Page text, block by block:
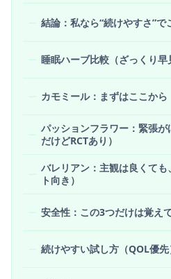
結論：私なら“続けやすさ”で
睡眠ハーブ比較（ざっくり早
カモミール：まずはここから
パッションフラワー：緊張
だけどRCTあり）
バレリアン：主観は良くて
ト向き）
安全性：この3つだけは覚え
続けやすい試し方（QOL優先